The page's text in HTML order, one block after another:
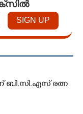
ബി.സി.എസ് രത്ന